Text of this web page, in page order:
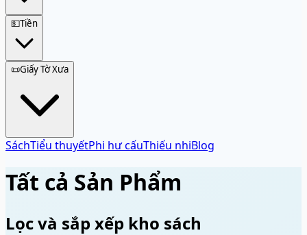
💵Tiền
📜Giấy Tờ Xưa
SáchTiểu thuyếtPhi hư cấuThiếu nhiBlog
Tất cả Sản Phẩm
Lọc và sắp xếp kho sách